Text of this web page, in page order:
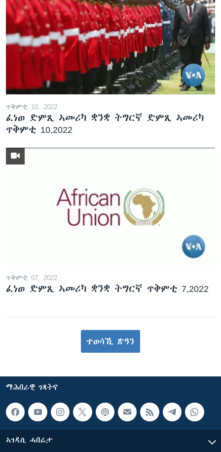
ጥቅምቲ 10, 2022
ፈነወ ድምጺ ኣመሪካ ቋንቋ ትግርኛ ድምጺ ኣመሪካ
ጥቅምቲ 10,2022
ጥቅምቲ 07, 2022
ፈነወ ድምጺ ኣመሪካ ቋንቋ ትግርኛ ጥቅምቲ 7,2022
ተወሳኺ ጽዓን
ማሕበራዊ ገጻትና
ኣገዳሲ ሓበሬታ